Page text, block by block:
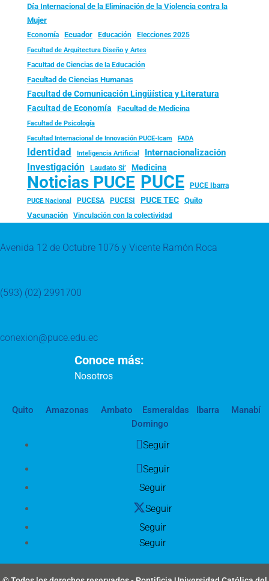
Día Internacional de la Eliminación de la Violencia contra la
Mujer
Economía Ecuador Educación Elecciones 2025
Facultad de Arquitectura Diseño y Artes
Facultad de Ciencias de la Educación
Facultad de Ciencias Humanas
Facultad de Comunicación Lingüística y Literatura
Facultad de Economía Facultad de Medicina
Facultad de Psicología
Facultad Internacional de Innovación PUCE-Icam FADA
Identidad Inteligencia Artificial Internacionalización
Investigación Laudato Si’ Medicina
Noticias PUCE PUCE PUCE Ibarra
PUCE Nacional PUCESA PUCESI PUCE TEC
Quito
Vacunación
Vinculación con la colectividad
Avenida 12 de Octubre 1076 y Vicente Ramón Roca
(593) (02) 2991700
conexion@puce.edu.ec
Conoce más:
Nosotros
Quito Amazonas Ambato Esmeraldas Ibarra
Manabí
Domingo
Seguir
Seguir
Seguir
Seguir
Seguir
Seguir